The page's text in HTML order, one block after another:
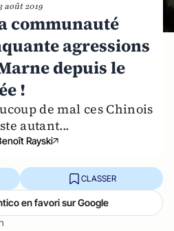
août 2019
communauté
agressions
depuis le
!
de mal ces Chinois
autant...
Rayski
CLASSER
en favori sur Google